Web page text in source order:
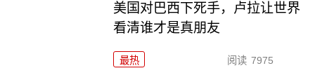
美国对巴西下死手，卢拉让世界
看清谁才是真朋友
最热 阅读 7975